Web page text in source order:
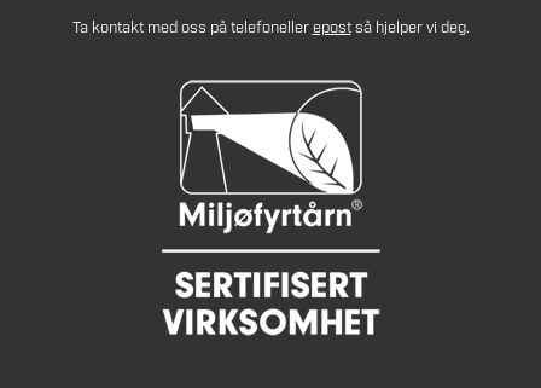
Ta kontakt med oss på telefonellerepostså hjelper vi deg.